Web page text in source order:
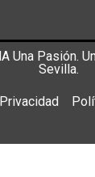
Una Pasión.
Sevilla.